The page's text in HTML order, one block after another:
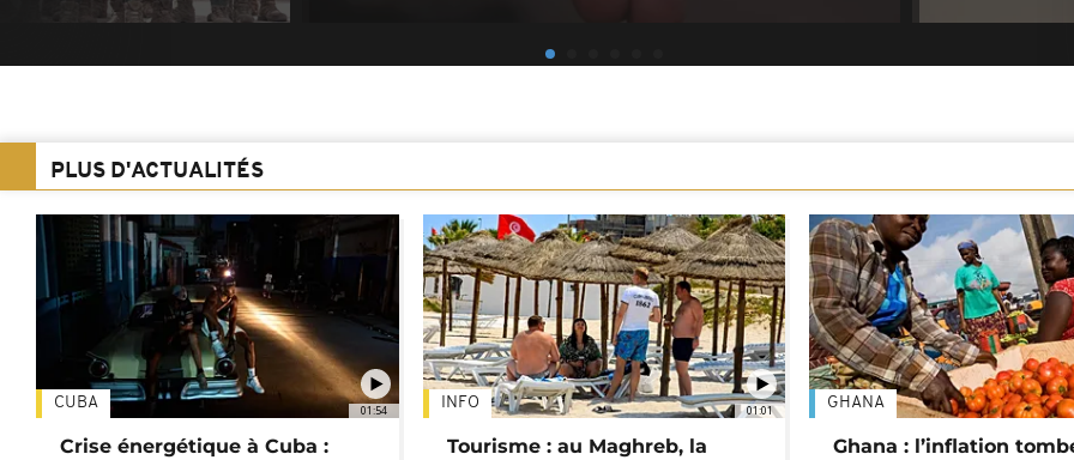
PLUS D'ACTUALITÉS
01:54
CUBA
Crise énergétique à Cuba :
01:01
INFO
Tourisme : au Maghreb, la
GHANA
Ghana : l’inflation